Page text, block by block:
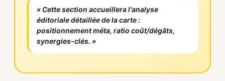
« Cette section accueillera l'analyse
éditoriale détaillée de la carte :
positionnement méta, ratio coût/dégâts,
synergies-clés. »